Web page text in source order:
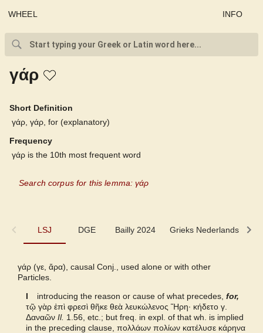
WHEEL INFO
γάρ
Short Definition
γάρ, γάρ, for (explanatory)
Frequency
γάρ is the 10th most frequent word
Search corpus for this lemma: γάρ
LSJ DGE Bailly 2024 Grieks Nederlands
LSJ
Grieks Nederlands
γάρ (γε, ἄρα), causal Conj., used alone or with other
Particles.
I
introducing the reason or cause of what precedes, for,
τῷ γὰρ ἐπὶ φρεσὶ θῆκε θεὰ λευκώλενος Ἥρη· κήδετο γ.
Δαναῶν Il. 1.56, etc.; but freq. in expl. of that wh. is implied
in the preceding clause, πολλάων πολίων κατέλυσε κάρηνα